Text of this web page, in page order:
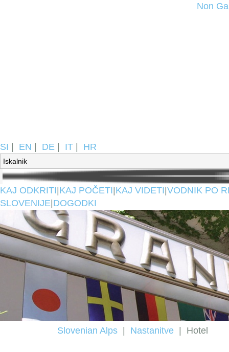
Non
SI EN DE IT HR
KAJ ODKRITI KAJ POČETI KAJ VIDETI VODNIK PO
SLOVENIJE DOGODKI
Slovenian Alps Nastanitve Hotel